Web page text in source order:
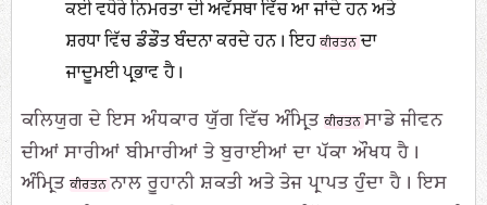
ਕਈ ਵਧੇਰੇ ਨਿਮਰਤਾ ਦੀ ਅਵੱਸਥਾ ਵਿੱਚ ਆ ਜਾਂਦੇ ਹਨ ਅਤੇ
ਸ਼ਰਧਾ ਵਿੱਚ ਡੰਡੌਤ ਬੰਦਨਾ ਕਰਦੇ ਹਨ। ਇਹਕੀਰਤਨ ਦਾ
ਜਾਦੂਮਈ ਪ੍ਰਭਾਵ ਹੈ।
ਕਲਿਯੁਗ ਦੇ ਇਸ ਅੰਧਕਾਰ ਯੁੱਗ ਵਿੱਚ ਅੰਮ੍ਰਿਤਕੀਰਤਨ ਸਾਡੇ ਜੀਵਨ
ਦੀਆਂ ਸਾਰੀਆਂ ਬੀਮਾਰੀਆਂ ਤੇ ਬੁਰਾਈਆਂ ਦਾ ਪੱਕਾ ਔਖਧ ਹੈ।
ਅੰਮ੍ਰਿਤਕੀਰਤਨ ਨਾਲ ਰੂਹਾਨੀ ਸ਼ਕਤੀ ਅਤੇ ਤੇਜ ਪ੍ਰਾਪਤ ਹੁੰਦਾ ਹੈ। ਇਸ